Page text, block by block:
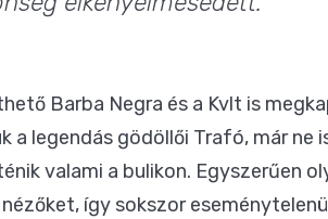
Barba Negra és a Kvlt is
legendás gödöllői Trafó, már ne
valami a bulikon. Egyszerűen
így sokszor